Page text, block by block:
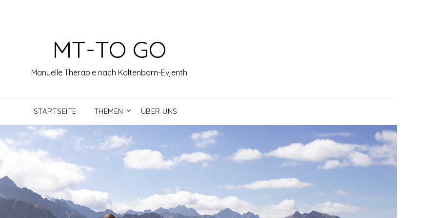
MT-TO GO
Manuelle Therapie nach Kaltenborn-Evjenth
STARTSEITE THEMEN ÜBER UNS